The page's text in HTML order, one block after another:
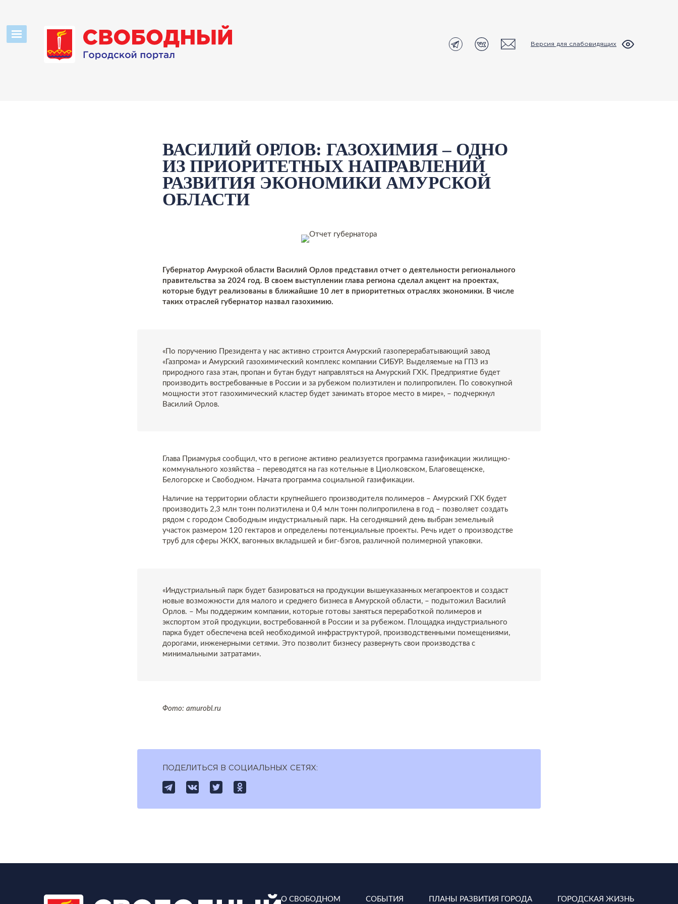
Версия для слабовидящих
ВАСИЛИЙ ОРЛОВ: ГАЗОХИМИЯ – ОДНО
ИЗ ПРИОРИТЕТНЫХ НАПРАВЛЕНИЙ
РАЗВИТИЯ ЭКОНОМИКИ АМУРСКОЙ
ОБЛАСТИ
Губернатор Амурской области Василий Орлов представил отчет о деятельности регионального
правительства за 2024 год. В своем выступлении глава региона сделал акцент на проектах,
которые будут реализованы в ближайшие 10 лет в приоритетных отраслях экономики. В числе
таких отраслей губернатор назвал газохимию.
«По поручению Президента у нас активно строится Амурский газоперерабатывающий завод
«Газпрома» и Амурский газохимический комплекс компании СИБУР. Выделяемые на ГПЗ из
природного газа этан, пропан и бутан будут направляться на Амурский ГХК. Предприятие будет
производить востребованные в России и за рубежом полиэтилен и полипропилен. По совокупной
мощности этот газохимический кластер будет занимать второе место в мире», – подчеркнул
Василий Орлов.
Глава Приамурья сообщил, что в регионе активно реализуется программа газификации жилищно-
коммунального хозяйства – переводятся на газ котельные в Циолковском, Благовещенске,
Белогорске и Свободном. Начата программа социальной газификации.
Наличие на территории области крупнейшего производителя полимеров – Амурский ГХК будет
производить 2,3 млн тонн полиэтилена и 0,4 млн тонн полипропилена в год – позволяет создать
рядом с городом Свободным индустриальный парк. На сегодняшний день выбран земельный
участок размером 120 гектаров и определены потенциальные проекты. Речь идет о производстве
труб для сферы ЖКХ, вагонных вкладышей и биг-бэгов, различной полимерной упаковки.
«Индустриальный парк будет базироваться на продукции вышеуказанных мегапроектов и создаст
новые возможности для малого и среднего бизнеса в Амурской области, – подытожил Василий
Орлов. – Мы поддержим компании, которые готовы заняться переработкой полимеров и
экспортом этой продукции, востребованной в России и за рубежом. Площадка индустриального
парка будет обеспечена всей необходимой инфраструктурой, производственными помещениями,
дорогами, инженерными сетями. Это позволит бизнесу развернуть свои производства с
минимальными затратами».
Фото: amurobl.ru
ПОДЕЛИТЬСЯ В СОЦИАЛЬНЫХ СЕТЯХ:
О СВОБОДНОМ СОБЫТИЯ ПЛАНЫ РАЗВИТИЯ ГОРОДА ГОРОДСКАЯ ЖИЗНЬ